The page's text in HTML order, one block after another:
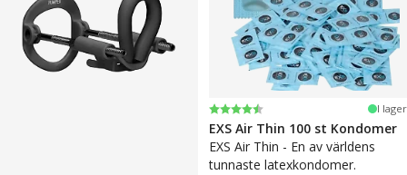
Betyg:
4.6 utav 5 stjärnor I lager
EXS Air Thin 100 st Kondomer
EXS Air Thin - En av världens
tunnaste latexkondomer.